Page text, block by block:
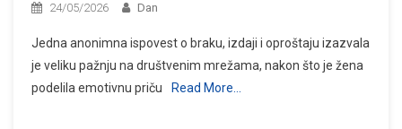
24/05/2026 Dan
Jedna anonimna ispovest o braku, izdaji i oproštaju izazvala
je veliku pažnju na društvenim mrežama, nakon što je žena
podelila emotivnu priču
Read More…